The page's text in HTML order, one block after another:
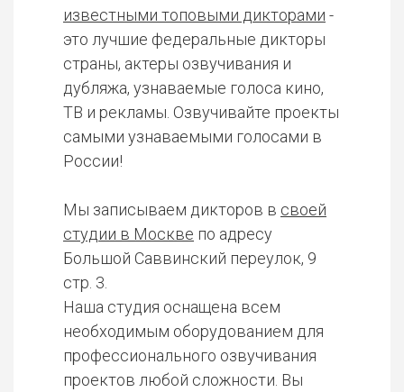
известными топовыми дикторами -
это лучшие федеральные дикторы
страны, актеры озвучивания и
дубляжа, узнаваемые голоса кино,
ТВ и рекламы. Озвучивайте проекты
самыми узнаваемыми голосами в
России!
Мы записываем дикторов в своей
студии в Москве по адресу
Большой Саввинский переулок, 9
стр. 3.
Наша студия оснащена всем
необходимым оборудованием для
профессионального озвучивания
проектов любой сложности. Вы